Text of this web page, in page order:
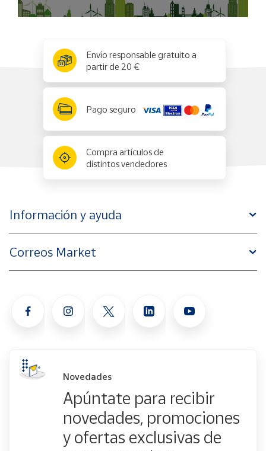
Envío responsable gratuito a
partir de 20 €
Pago seguro
Compra artículos de
distintos vendedores
Información y ayuda
Correos Market
Novedades
Apúntate para recibir
novedades, promociones
y ofertas exclusivas de